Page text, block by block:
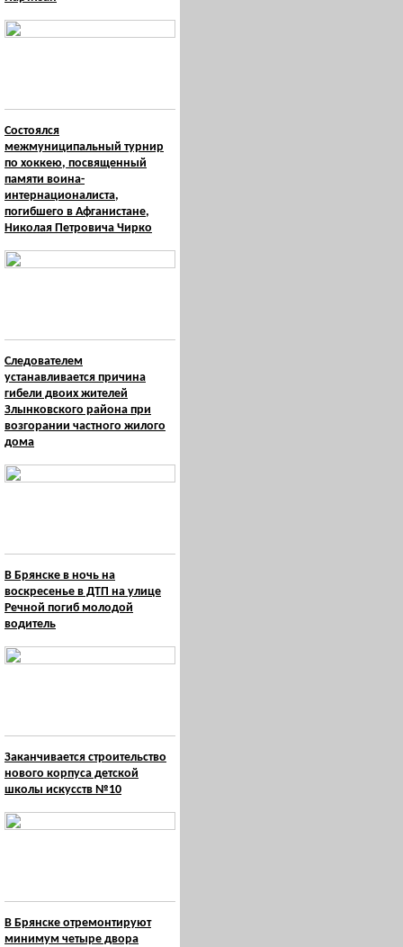
Состоялся
межмуниципальный турнир
по хоккею, посвященный
памяти воина-
интернационалиста,
погибшего в Афганистане,
Николая Петровича Чирко
Следователем
устанавливается причина
гибели двоих жителей
Злынковского района при
возгорании частного жилого
дома
В Брянске в ночь на
воскресенье в ДТП на улице
Речной погиб молодой
водитель
Заканчивается строительство
нового корпуса детской
школы искусств №10
В Брянске отремонтируют
минимум четыре двора